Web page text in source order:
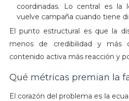
coordinadas. Lo central es la
vuelve campaña cuando tiene
El punto estructural es que la
menos de credibilidad y más
contenido activa más reacción y
Qué métricas premian la
El corazón del problema es la